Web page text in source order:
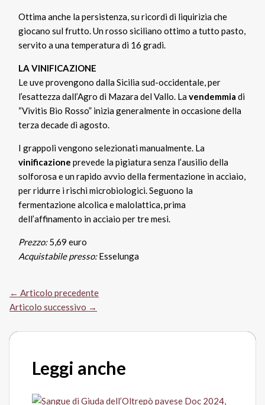
Ottima anche la persistenza, su ricordi di liquirizia che
giocano sul frutto. Un rosso siciliano ottimo a tutto pasto,
servito a una temperatura di 16 gradi.
LA VINIFICAZIONE
Le uve provengono dalla Sicilia sud-occidentale, per
l’esattezza dall’Agro di Mazara del Vallo. Lavendemmia di
“Vivitis Bio Rosso” inizia generalmente in occasione della
terza decade di agosto.
I grappoli vengono selezionati manualmente. La
vinificazione prevede la pigiatura senza l’ausilio della
solforosa e un rapido avvio della fermentazione in acciaio,
per ridurre i rischi microbiologici. Seguono la
fermentazione alcolica e malolattica, prima
dell’affinamento in acciaio per tre mesi.
Prezzo:5,69 euro
Acquistabile presso:Esselunga
← Articolo precedente
Articolo successivo →
Leggi anche